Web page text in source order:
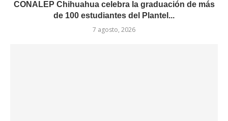
CONALEP Chihuahua celebra la graduación de más
de 100 estudiantes del Plantel...
7 agosto, 2026